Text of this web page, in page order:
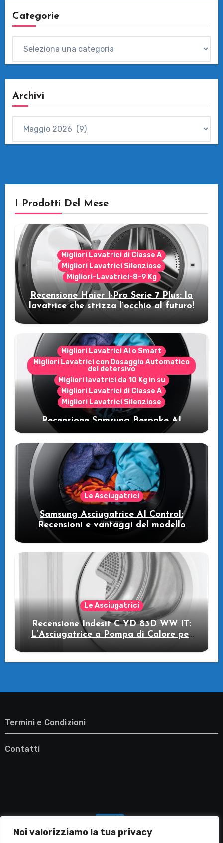
Noi valorizziamo la tua privacy
Categorie
Archivi
I Prodotti Del Mese
Migliori Lavatrici di Classe A
Migliori Lavatrici Silenziose
Migliori-Lavatrici-8-9 Kg
Recensione Haier I-Pro Serie 7 Plus: la
lavatrice che strizza l’occhio al futuro!
Migliori Lavatrici AI o Smart
Migliori Lavatrici con Dosaggio Automatico
del detersivo
Migliori lavatrici da 10 Kg in su
Migliori Lavatrici di Classe A
Migliori Lavatrici Silenziose
Recensione Samsung Bespoke AI
WW11DB7B94GE/U3: la lavatrice
intelligente che fa risparmiare
Le Asciugatrici
Samsung Asciugatrice AI Control:
Recensioni e vantaggi del modello
Le Asciugatrici
Recensione Indesit C YD 83D WW IT:
L’Asciugatrice a Pompa di Calore per
il Tuo Benessere
Termini e Condizioni
Contatti